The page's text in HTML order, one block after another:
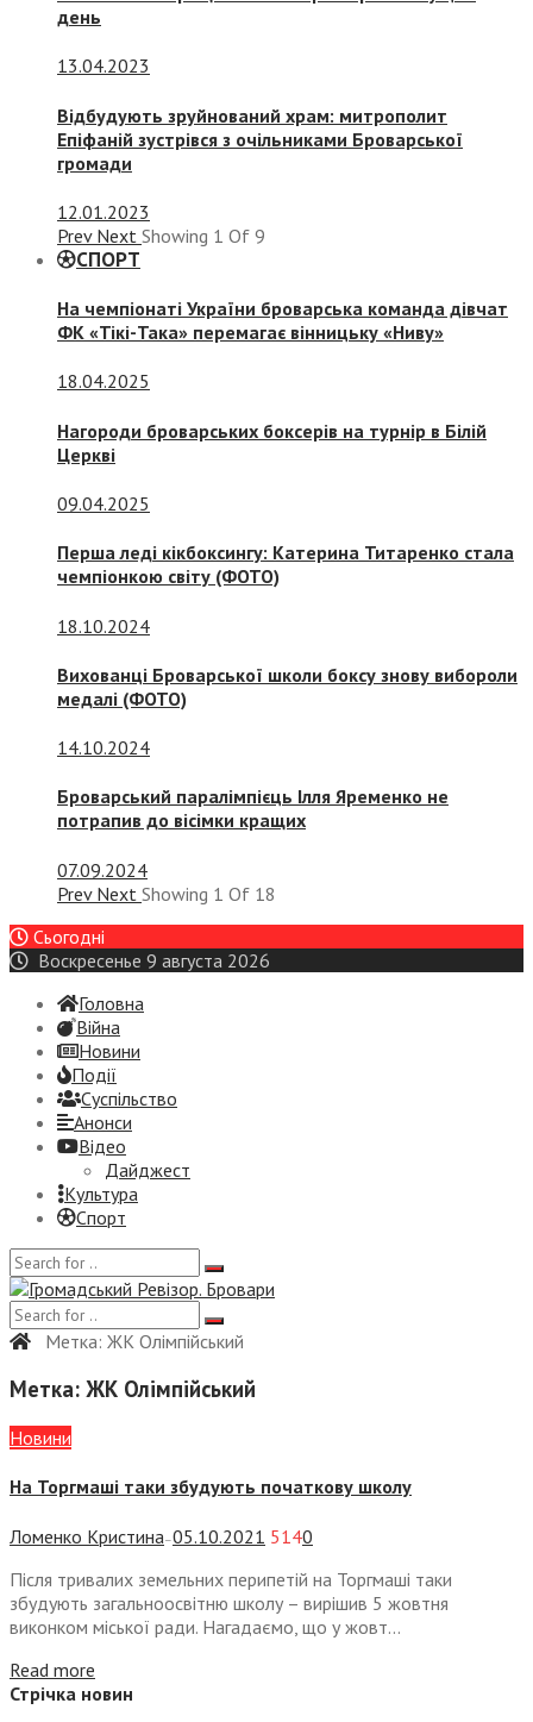
день
13.04.2023
Відбудують зруйнований храм: митрополит
Епіфаній зустрівся з очільниками Броварської
громади
12.01.2023
Prev Next Showing 1 Of 9
СПОРТ
На чемпіонаті України броварська команда дівчат
ФК «Тікі-Така» перемагає вінницьку «Ниву»
18.04.2025
Нагороди броварських боксерів на турнір в Білій
Церкві
09.04.2025
Перша леді кікбоксингу: Катерина Титаренко стала
чемпіонкою світу (ФОТО)
18.10.2024
Вихованці Броварської школи боксу знову вибороли
медалі (ФОТО)
14.10.2024
Броварський паралімпієць Ілля Яременко не
потрапив до вісімки кращих
07.09.2024
Prev Next Showing 1 Of 18
Сьогодні
Воскресенье 9 августа 2026
Головна
Війна
Новини
Події
Суспiльство
Анонси
Відео
Дайджест
Культура
Спорт
Метка: ЖК Олімпійський
Метка: ЖК Олімпійський
Новини
На Торгмаші таки збудують початкову школу
Ломенко Кристина —05.10.2021 5140
Після тривалих земельних перипетій на Торгмаші таки
збудують загальноосвітню школу – вирішив 5 жовтня
виконком міської ради. Нагадаємо, що у жовт...
Read more
Стрічка новин